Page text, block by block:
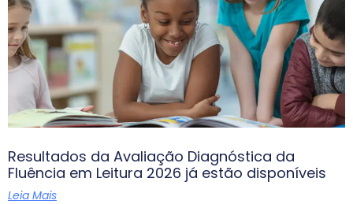
Resultados da Avaliação Diagnóstica da
Fluência em Leitura 2026 já estão disponíveis
Leia Mais